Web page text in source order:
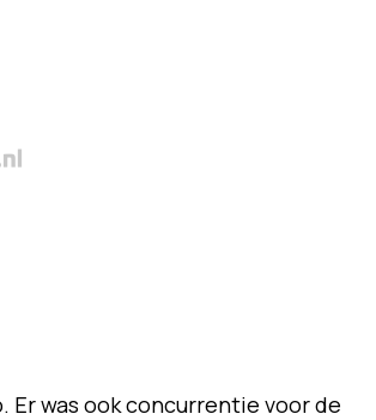
Er was ook concurrentie voor de